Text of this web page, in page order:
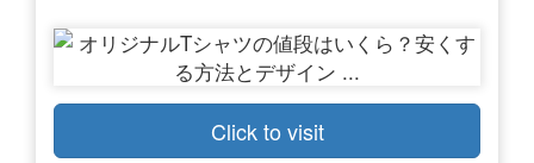
Click to visit